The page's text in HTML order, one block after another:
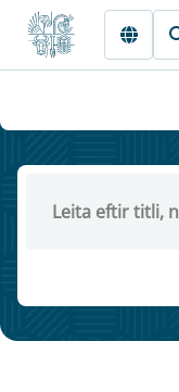
Fara beint í Meginmál